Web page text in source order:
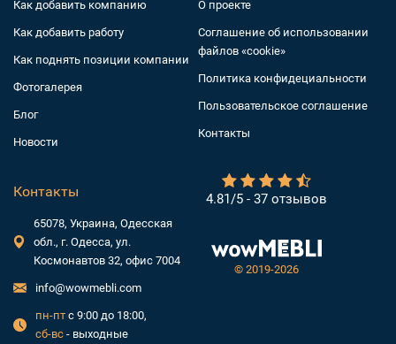
© 2019-2026
4.81/5 - 37 отзывов
Как добавить компанию
Как добавить работу
Как поднять позиции компании
Фотогалерея
Блог
Новости
О проекте
Соглашение об использовании
файлов «cookie»
Политика конфидециальности
Пользовательское соглашение
Контакты
Контакты
65078, Украина, Одесская
обл., г. Одесса, ул.
Космонавтов 32, офис 7004
info@wowmebli.com
пн-пт с 9:00 до 18:00,
сб-вс - выходные